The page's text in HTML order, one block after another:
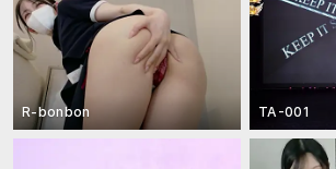
R-bonbon TA-001